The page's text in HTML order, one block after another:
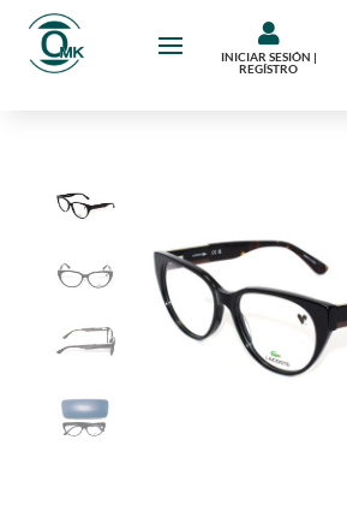

INICIAR SESIÓN |
REGÍSTRO